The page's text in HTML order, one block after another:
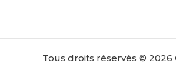
Tous droits réservés © 2026